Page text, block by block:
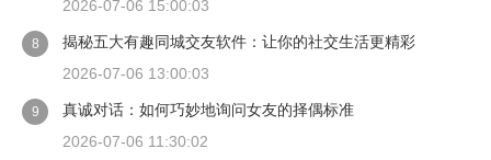
2026-07-06 15:00:03
8
揭秘五大有趣同城交友软件：让你的社交生活更精彩
2026-07-06 13:00:03
9
真诚对话：如何巧妙地询问女友的择偶标准
2026-07-06 11:30:02